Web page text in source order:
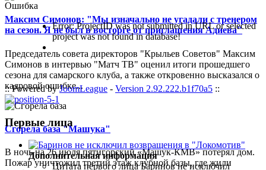
Максим Симонов: "Мы изначально не угадали с тренером
на сезон. Я не был в восторге от приглашения Адиева"
Председатель совета директоров "Крыльев Советов" Максим
Симонов в интервью "Матч ТВ" оценил итоги прошедшего
сезона для самарского клуба, а также откровенно высказался о
кадровой ошибке...
Сгорела база "Машука"
В ночь на 26 июля пятигорский «Машук-КМВ» потерял дом.
Пожар уничтожил третий этаж клубной базы, где жили
Ошибка
Error: ProjectID was not submitted in URL or selected
project was not found in database!
:: Powered byJoomLeague - Version 2.92.222.b1f70a5 ::
Первые лица
Дополнительная информация
Цитата первого лица Баринов не исключил